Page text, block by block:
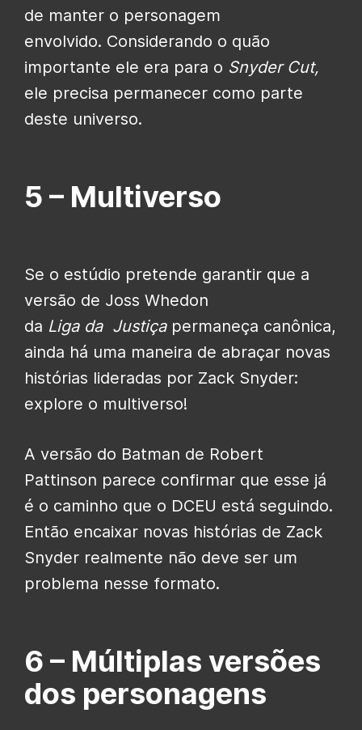
de manter o personagem
envolvido. Considerando o quão
importante ele era para o Snyder Cut,
ele precisa permanecer como parte
deste universo.
5 – Multiverso
Se o estúdio pretende garantir que a
versão de Joss Whedon
da Liga da Justiçapermaneça canônica,
ainda há uma maneira de abraçar novas
histórias lideradas por Zack Snyder:
explore o multiverso!
A versão do Batman de Robert
Pattinson parece confirmar que esse já
é o caminho que o DCEU está seguindo.
Então encaixar novas histórias de Zack
Snyder realmente não deve ser um
problema nesse formato.
6 – Múltiplas versões
dos personagens